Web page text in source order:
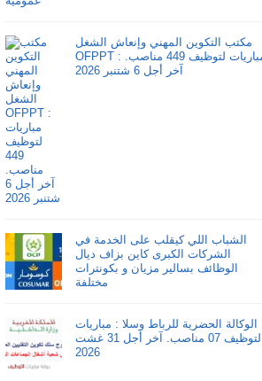
مكتب التكوين المهني وإنعاش الشغل
OFPPT : مباريات لتوظيف 449 مناصب.
آخر أجل 6 شتنبر 2026
الشباب اللي كيقلب على الخدمة في
الشركات الكبرى كاين بزاف ديال
الوظائف بسالير مزيان و بكونترات
مختلفة
الوكالة الحضرية للرباط وسلا : مباريات
لتوظيف 07 مناصب. آخر أجل 31 غشت
2026